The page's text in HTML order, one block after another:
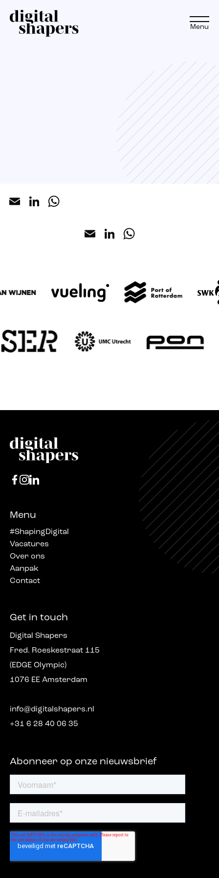
Insights
Menu
EmailLinkedIn
EmailLinkedIn
Menu
#ShapingDigital
Vacatures
Over ons
Aanpak
Contact
Get in touch
Digital Shapers
Fred. Roeskestraat 115
(EDGE Olympic)
1076 EE Amsterdam
info@digitalshapers.nl
+31 6 28 40 06 35
Abonneer op onze nieuwsbrief